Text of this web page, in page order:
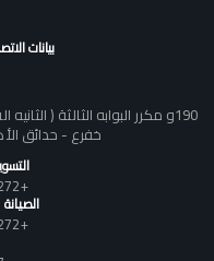
بيانات
190و مكرر البوابه الثالثة (
خفرع - حدائق
+201101017272
+201101017272